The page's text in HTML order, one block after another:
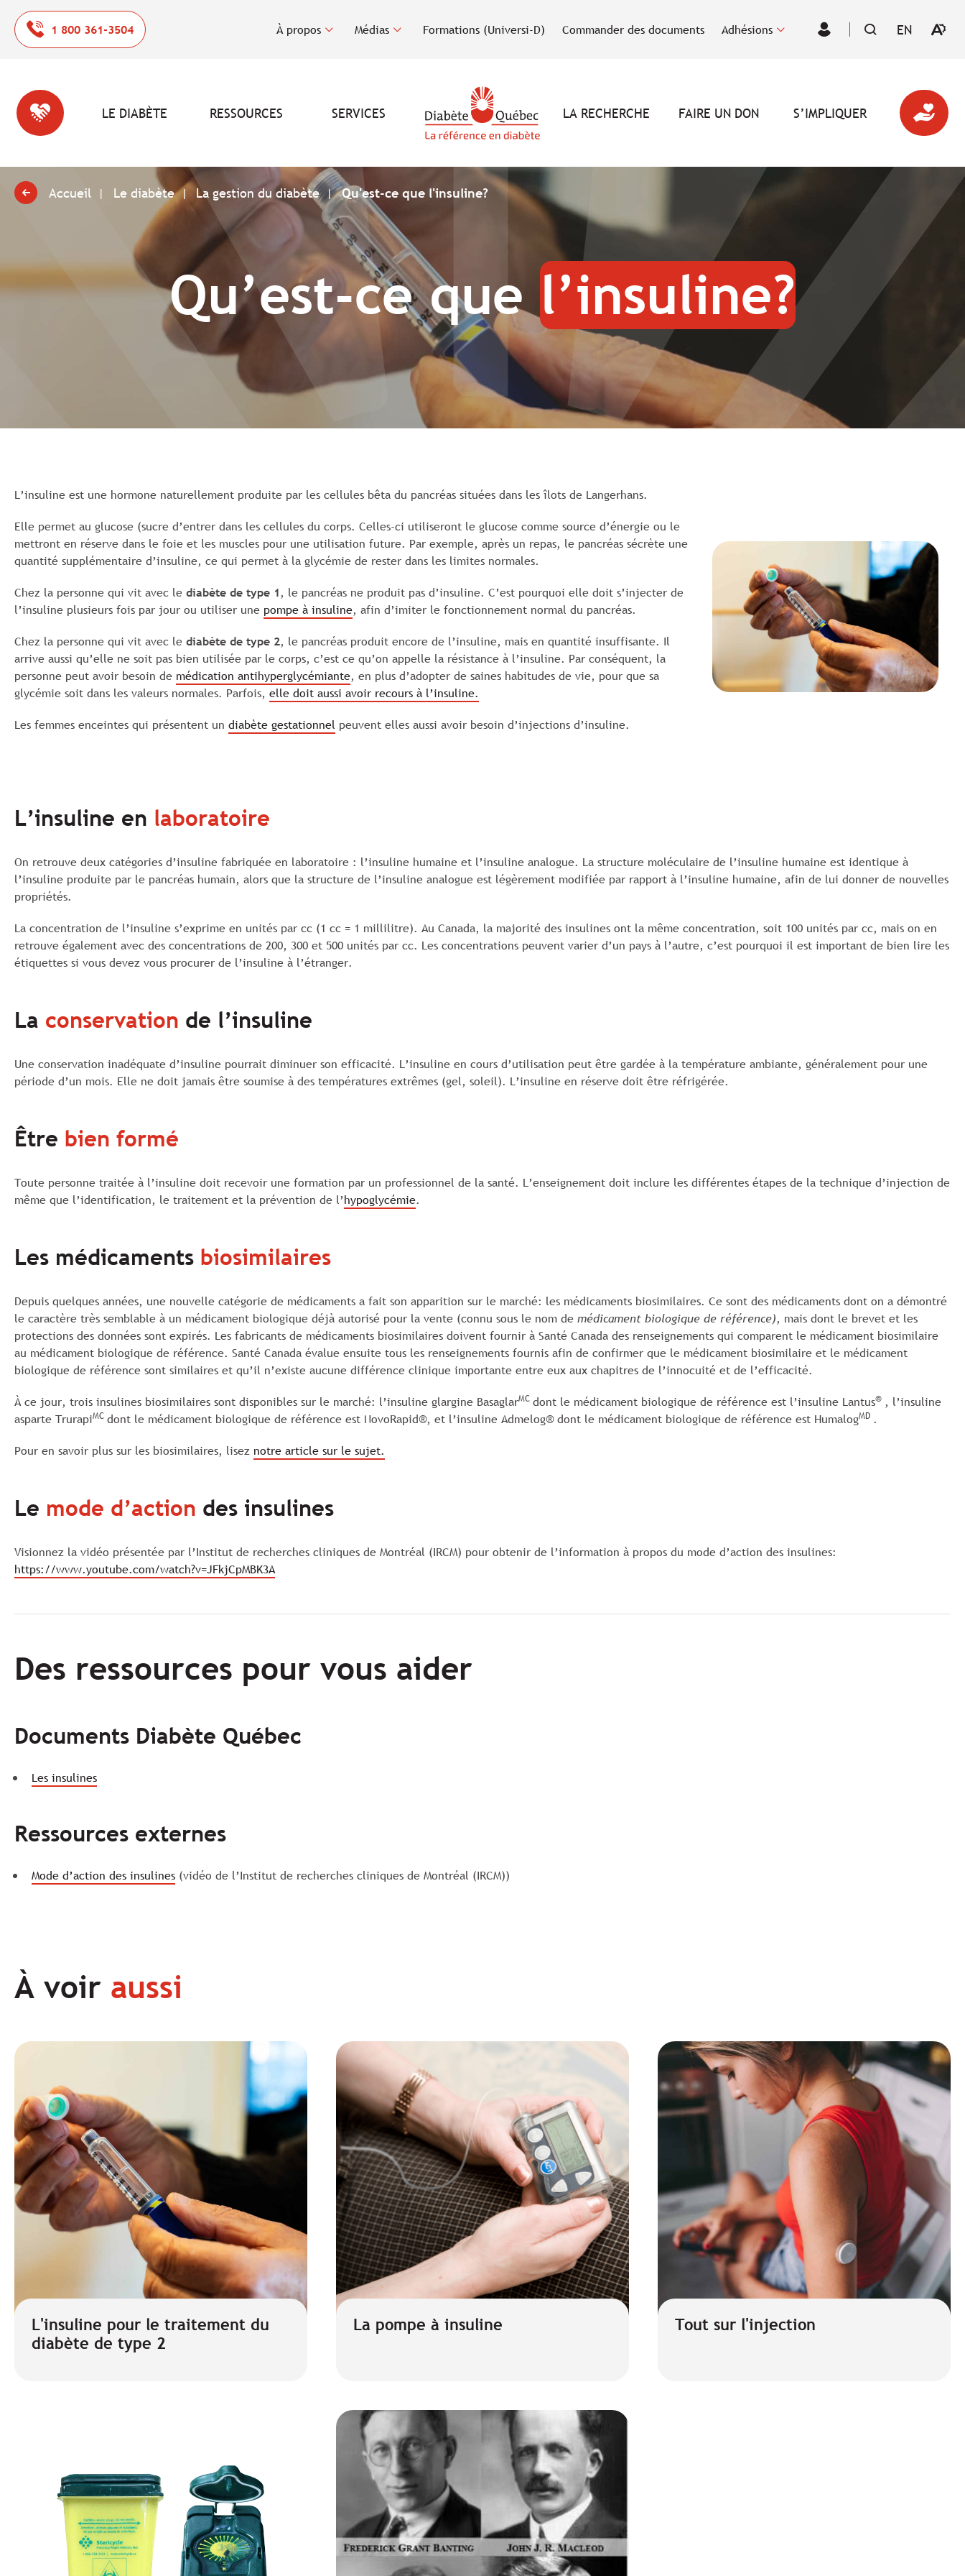
1 800 361-3504 À propos Médias Formations (Universi-D) Commander des documents Adhésions
Espace
EN
VISITER
:
ENGLISH.
Ouvrir
LE DIABÈTE RESSOURCES SERVICES LA RECHERCHE FAIRE UN DON S’IMPLIQUER
Accueil Le diabète La gestion du diabète Qu'est-ce que l'insuline?
Qu’est-ce quel’insuline?
L’insuline est une hormone naturellement produite par les cellules bêta du pancréas situées dans les îlots de Langerhans.
Elle permet au glucose (sucre d’entrer dans les cellules du corps. Celles-ci utiliseront le glucose comme source d’énergie ou le
mettront en réserve dans le foie et les muscles pour une utilisation future. Par exemple, après un repas, le pancréas sécrète une
quantité supplémentaire d’insuline, ce qui permet à la glycémie de rester dans les limites normales.
Chez la personne qui vit avec le diabète de type 1, le pancréas ne produit pas d’insuline. C’est pourquoi elle doit s’injecter de
l’insuline plusieurs fois par jour ou utiliser une pompe à insuline, afin d’imiter le fonctionnement normal du pancréas.
Chez la personne qui vit avec le diabète de type 2, le pancréas produit encore de l’insuline, mais en quantité insuffisante. Il
arrive aussi qu’elle ne soit pas bien utilisée par le corps, c’est ce qu’on appelle la résistance à l’insuline. Par conséquent, la
personne peut avoir besoin de médication antihyperglycémiante, en plus d’adopter de saines habitudes de vie, pour que sa
glycémie soit dans les valeurs normales. Parfois, elle doit aussi avoir recours à l’insuline.
Les femmes enceintes qui présentent un diabète gestationnel peuvent elles aussi avoir besoin d’injections d’insuline.
L’insuline en laboratoire
On retrouve deux catégories d’insuline fabriquée en laboratoire : l’insuline humaine et l’insuline analogue. La structure moléculaire de l’insuline humaine est identique à
l’insuline produite par le pancréas humain, alors que la structure de l’insuline analogue est légèrement modifiée par rapport à l’insuline humaine, afin de lui donner de nouvelles
propriétés.
La concentration de l’insuline s’exprime en unités par cc (1 cc = 1 millilitre). Au Canada, la majorité des insulines ont la même concentration, soit 100 unités par cc, mais on en
retrouve également avec des concentrations de 200, 300 et 500 unités par cc. Les concentrations peuvent varier d’un pays à l’autre, c’est pourquoi il est important de bien lire les
étiquettes si vous devez vous procurer de l’insuline à l’étranger.
La conservation de l’insuline
Une conservation inadéquate d’insuline pourrait diminuer son efficacité. L’insuline en cours d’utilisation peut être gardée à la température ambiante, généralement pour une
période d’un mois. Elle ne doit jamais être soumise à des températures extrêmes (gel, soleil). L’insuline en réserve doit être réfrigérée.
Être bien formé
Toute personne traitée à l’insuline doit recevoir une formation par un professionnel de la santé. L’enseignement doit inclure les différentes étapes de la technique d’injection de
même que l’identification, le traitement et la prévention de l’hypoglycémie.
Les médicaments biosimilaires
Depuis quelques années, une nouvelle catégorie de médicaments a fait son apparition sur le marché: les médicaments biosimilaires. Ce sont des médicaments dont on a démontré
le caractère très semblable à un médicament biologique déjà autorisé pour la vente (connu sous le nom de médicament biologique de référence), mais dont le brevet et les
protections des données sont expirés. Les fabricants de médicaments biosimilaires doivent fournir à Santé Canada des renseignements qui comparent le médicament biosimilaire
au médicament biologique de référence. Santé Canada évalue ensuite tous les renseignements fournis afin de confirmer que le médicament biosimilaire et le médicament
biologique de référence sont similaires et qu’il n’existe aucune différence clinique importante entre eux aux chapitres de l’innocuité et de l’efficacité.
À ce jour, trois insulines biosimilaires sont disponibles sur le marché: l’insuline glargine BasaglarMC dont le médicament biologique de référence est l’insuline Lantus® , l’insuline
asparte TrurapiMC dont le médicament biologique de référence est NovoRapid®, et l’insuline Admelog® dont le médicament biologique de référence est HumalogMD .
Pour en savoir plus sur les biosimilaires, lisez notre article sur le sujet.
Le mode d’action des insulines
Visionnez la vidéo présentée par l’Institut de recherches cliniques de Montréal (IRCM) pour obtenir de l’information à propos du mode d’action des insulines:
https://www.youtube.com/watch?v=JFkjCpMBK3A
Des ressources pour vous aider
Documents Diabète Québec
Les insulines
Ressources externes
Mode d’action des insulines (vidéo de l’Institut de recherches cliniques de Montréal (IRCM))
À voir aussi
L'insuline pour le traitement du
diabète de type 2
La pompe à insuline Tout sur l'injection